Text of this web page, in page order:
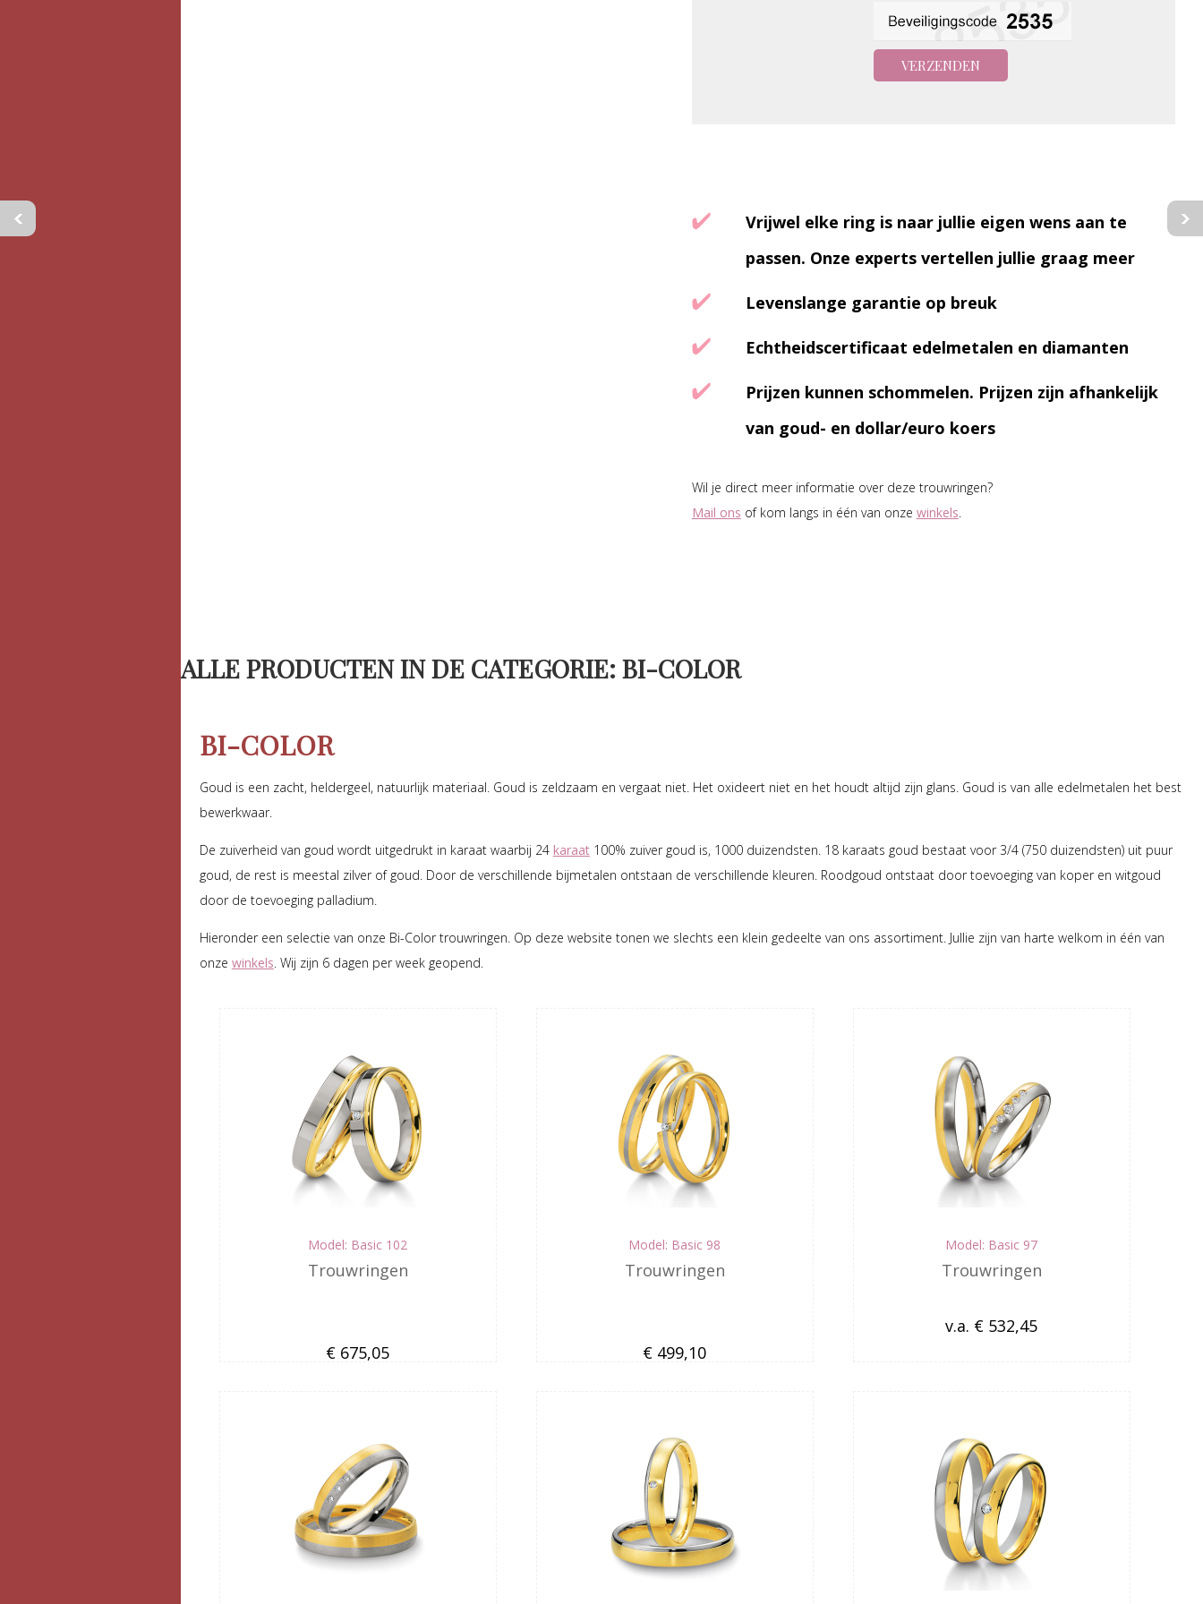
Vrijwel elke ring is naar jullie eigen wens aan te
passen. Onze experts vertellen jullie graag meer
Levenslange garantie op breuk
Echtheidscertificaat edelmetalen en diamanten
Prijzen kunnen schommelen. Prijzen zijn afhankelijk
van goud- en dollar/euro koers
Wil je direct meer informatie over deze trouwringen?
Mail ons of kom langs in één van onze winkels.
ALLE PRODUCTEN IN DE CATEGORIE: BI-COLOR
BI-COLOR
Goud is een zacht, heldergeel, natuurlijk materiaal. Goud is zeldzaam en vergaat niet. Het oxideert niet en het houdt altijd zijn glans. Goud is van alle edelmetalen het best
bewerkwaar.
De zuiverheid van goud wordt uitgedrukt in karaat waarbij 24 karaat100% zuiver goud is, 1000 duizendsten. 18 karaats goud bestaat voor 3/4 (750 duizendsten) uit puur
goud, de rest is meestal zilver of goud. Door de verschillende bijmetalen ontstaan de verschillende kleuren. Roodgoud ontstaat door toevoeging van koper en witgoud
door de toevoeging palladium.
Hieronder een selectie van onze Bi-Color trouwringen. Op deze website tonen we slechts een klein gedeelte van ons assortiment. Jullie zijn van harte welkom in één van
onze winkels. Wij zijn 6 dagen per week geopend.
Model: Basic 102
Trouwringen
€ 675,05
Model: Basic 98
Trouwringen
€ 499,10
Model: Basic 97
Trouwringen
v.a. € 532,45